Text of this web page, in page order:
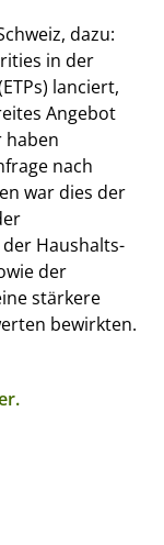
dazu:
in der
lanciert,
Angebot
haben
nach
war dies der
Haushalts-
der
stärkere
bewirkten.